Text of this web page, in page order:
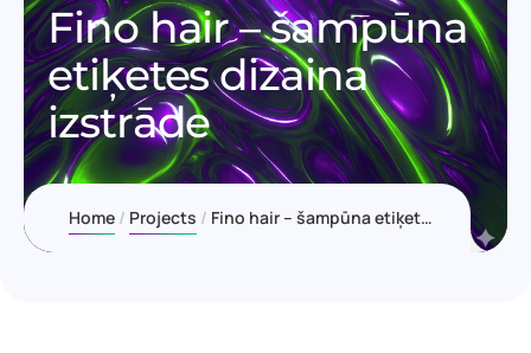
Fino hair – šampūna
etiķetes dizaina
izstrāde
Home Projects Fino hair – šampūna etiķetes dizaina izstrāde